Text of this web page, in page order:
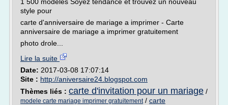
style pour
carte d'anniversaire de mariage a imprimer - Carte
anniversaire de mariage a imprimer gratuitement
photo drole...
Lire la suite
Date: 2017-03-08 17:07:14
Site : http://aniversaire24.blogspot.com
Thèmes liés : carte d'invitation pour un mariage /
modele carte mariage imprimer gratuitement/ carte